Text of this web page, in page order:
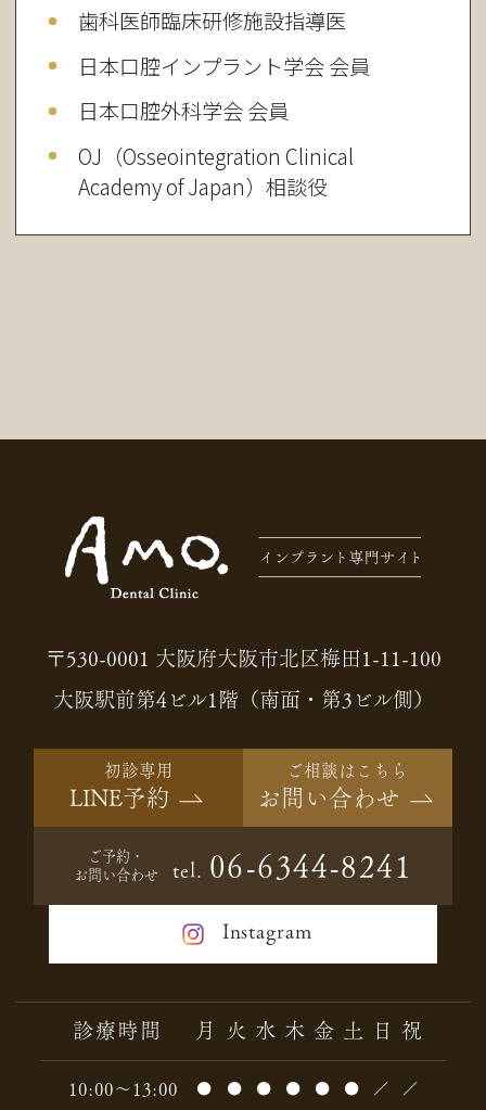
歯科医師臨床研修施設指導医
日本口腔インプラント学会 会員
日本口腔外科学会 会員
OJ（Osseointegration Clinical
Academy of Japan）相談役
〒530-0001 大阪府大阪市北区梅田1-11-100
大阪駅前第4ビル1階（南面・第3ビル側）
初診専用
LINE予約
ご相談はこちら
お問い合わせ
ご予約・
お問い合わせ
tel. 06-6344-8241
Instagram
診療時間 月 火 水 木 金 土 日 祝
10:00～13:00 ● ● ● ● ● ● ／ ／